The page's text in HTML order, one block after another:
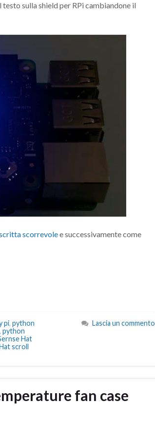
sulla shield per RPi cambiandone il
scorrevolee successivamente come
pi, python
, python
Hat
scroll
Lascia un commento
fan case